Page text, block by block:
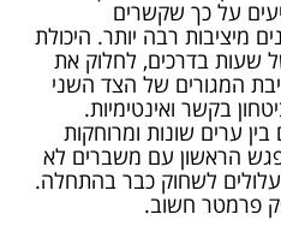
על כך שקשרים
מיציבות רבה יותר. היכולת
שעות בדרכים, לחלוק את
המגורים של הצד השני
בקשר ואינטימיות.
ערים שונות ומרוחקות
הראשון עם משברים לא
לשחוק כבר בהתחלה.
פרמטר חשוב.